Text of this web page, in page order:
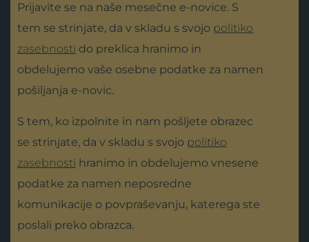
Prijavite se na naše mesečne e-novice. S
tem se strinjate, da v skladu s svojo politiko
zasebnosti do preklica hranimo in
obdelujemo vaše osebne podatke za namen
pošiljanja e-novic.
S tem, ko izpolnite in nam pošljete obrazec
se strinjate, da v skladu s svojo politiko
zasebnosti hranimo in obdelujemo vnesene
podatke za namen neposredne
komunikacije o povpraševanju, katerega ste
poslali preko obrazca.